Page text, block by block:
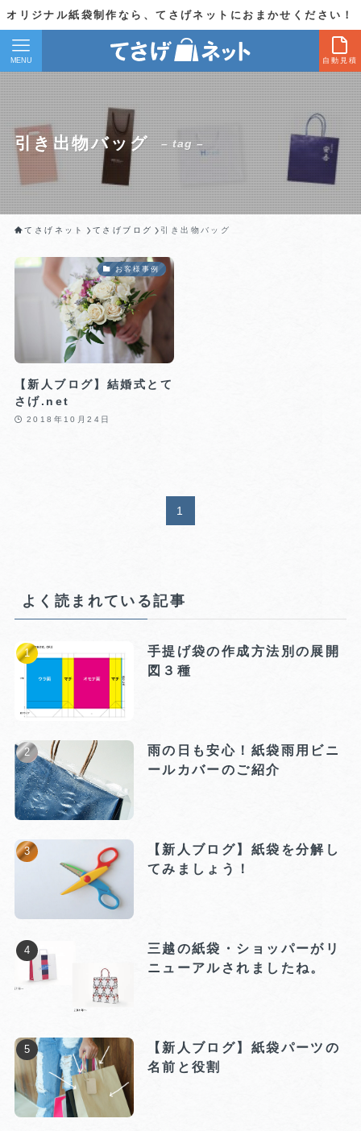
オリジナル紙袋制作なら、てさげネットにおまかせください！
自動見積
MENU
引き出物バッグ – tag –
てさげネット てさげブログ 引き出物バッグ
お客様事例
【新人ブログ】結婚式とて
さげ.net
2018年10月24日
1
よく読まれている記事
手提げ袋の作成方法別の展開
図３種
雨の日も安心！紙袋雨用ビニ
ールカバーのご紹介
【新人ブログ】紙袋を分解し
てみましょう！
三越の紙袋・ショッパーがリ
ニューアルされましたね。
【新人ブログ】紙袋パーツの
名前と役割